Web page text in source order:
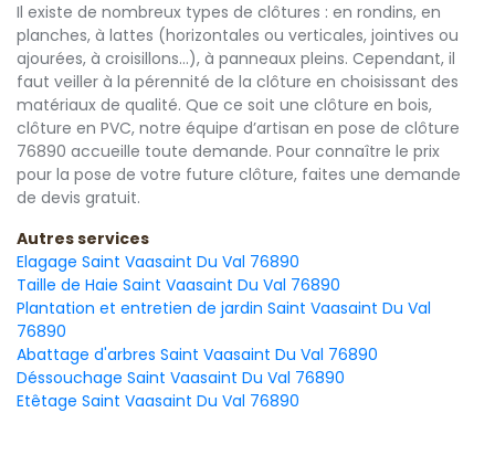
Il existe de nombreux types de clôtures : en rondins, en
planches, à lattes (horizontales ou verticales, jointives ou
ajourées, à croisillons...), à panneaux pleins. Cependant, il
faut veiller à la pérennité de la clôture en choisissant des
matériaux de qualité. Que ce soit une clôture en bois,
clôture en PVC, notre équipe d’artisan en pose de clôture
76890 accueille toute demande. Pour connaître le prix
pour la pose de votre future clôture, faites une demande
de devis gratuit.
Autres services
Elagage Saint Vaasaint Du Val 76890
Taille de Haie Saint Vaasaint Du Val 76890
Plantation et entretien de jardin Saint Vaasaint Du Val
76890
Abattage d'arbres Saint Vaasaint Du Val 76890
Déssouchage Saint Vaasaint Du Val 76890
Etêtage Saint Vaasaint Du Val 76890